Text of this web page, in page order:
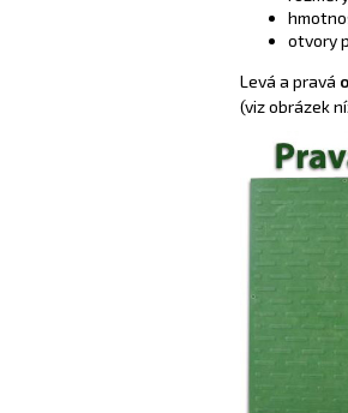
otvory
Levá a pravá
(viz obrázek